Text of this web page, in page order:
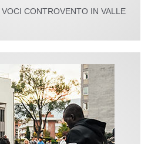
CONTROVENTO IN VALLE